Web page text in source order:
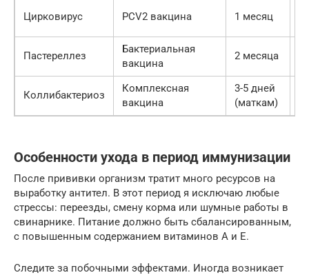
Цирковирус PCV2 вакцина 1 месяц
Пастереллез
Бактериальная
вакцина
2 месяца
Коллибактериоз
Комплексная
вакцина
3-5 дней
(маткам)
Особенности ухода в период иммунизации
После прививки организм тратит много ресурсов на
выработку антител. В этот период я исключаю любые
стрессы: переезды, смену корма или шумные работы в
свинарнике. Питание должно быть сбалансированным,
с повышенным содержанием витаминов A и E.
Следите за побочными эффектами. Иногда возникает